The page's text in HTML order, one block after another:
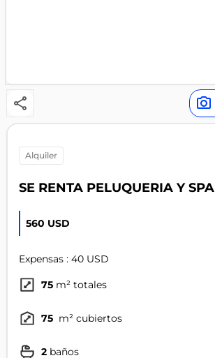
alquiler
SE RENTA PELUQUERIA Y SPA
560 USD
Expensas : 40 USD
75 m² totales
75 m² cubiertos
2 baños